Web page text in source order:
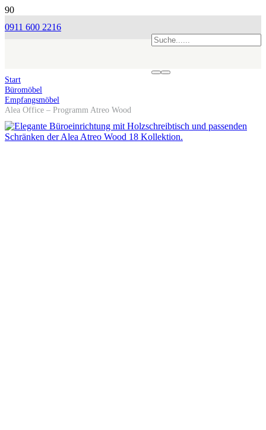
0911 600 2216
Start
Büromöbel
Empfangsmöbel
Alea Office – Programm Atreo Wood